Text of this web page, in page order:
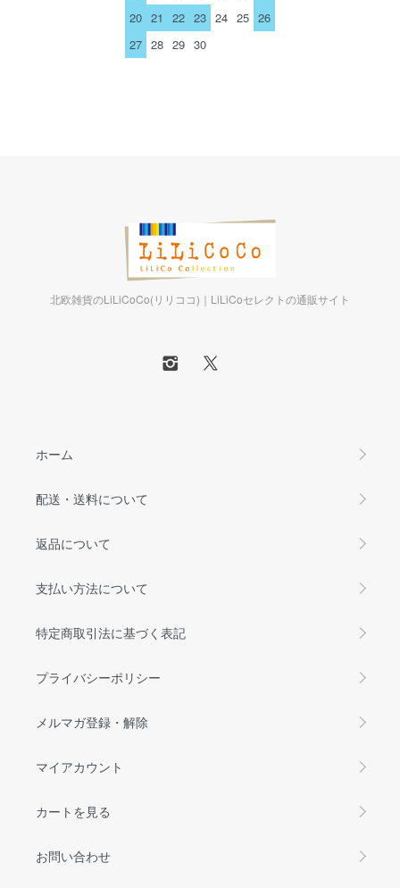
20 21 22 23 24 25 26
27 28 29 30
北欧雑貨のLiLiCoCo(リリココ)｜LiLiCoセレクトの通販サイト
ホーム
配送・送料について
返品について
支払い方法について
特定商取引法に基づく表記
プライバシーポリシー
メルマガ登録・解除
マイアカウント
カートを見る
お問い合わせ